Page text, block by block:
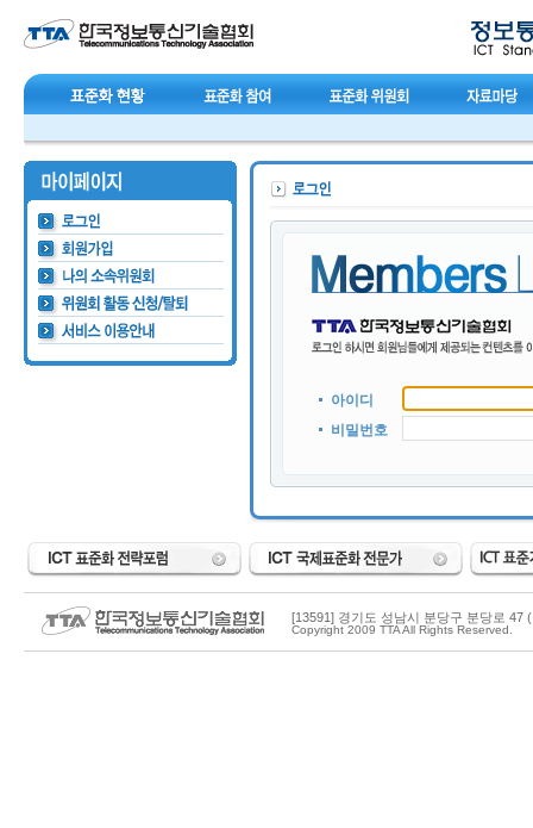
아이디
비밀번호
[13591] 경기도 성남시 분당구 분당로 47
Copyright 2009 TTA All Rights Reserved.